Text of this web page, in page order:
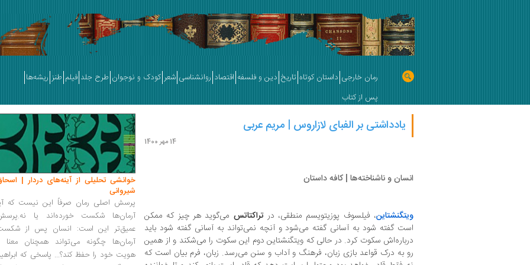
رمان خارجی داستان کوتاه تاریخ دین و فلسفه اقتصاد روانشناسی شعر کودک و نوجوان طرح جلد فیلم طنز ریشه‌ها
پس از کتاب
یادداشتی بر الفبای لازاروس | مریم عربی
14 مهر 1400
انسان و ناشناخته‌ها | کافه داستان
ویتگنشتاین، فیلسوف پوزیتویسم منطقی، در تراکتاتس می‌گوید هر چیز که ممکن
است گفته شود به‌ آسانی گفته می‌شود و آنچه نمی‌تواند به‌ آسانی گفته شود باید
درباره‌اش سکوت کرد. در حالی که ویتگنشتاین دوم این سکوت را می‌شکند و از همین
رو به درک قواعد بازی زبان، فرهنگ و آداب و سنن می‌رسد. زبان، فرم بیان است که
خوانشی تحلیلی از آینه‌های دردار |
شیروانی
پرسش اصلی رمان صرفاً این نیست که
آرمان‌ها شکست خورده‌اند یا
عمیق‌تر این است: انسان پس از
آرمان‌ها چگونه می‌تواند همچنان معنا
هویت خود را حفظ کند؟... پاسخی که